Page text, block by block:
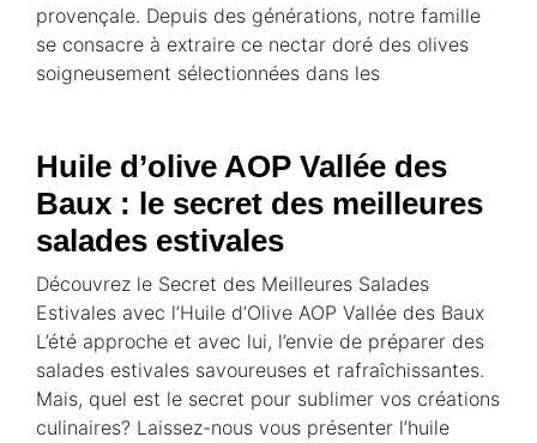
provençale. Depuis des générations, notre famille
se consacre à extraire ce nectar doré des olives
soigneusement sélectionnées dans les
Huile d’olive AOP Vallée des
Baux : le secret des meilleures
salades estivales
Découvrez le Secret des Meilleures Salades
Estivales avec l’Huile d’Olive AOP Vallée des Baux
L’été approche et avec lui, l’envie de préparer des
salades estivales savoureuses et rafraîchissantes.
Mais, quel est le secret pour sublimer vos créations
culinaires? Laissez-nous vous présenter l’huile